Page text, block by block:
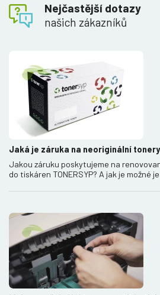
Nejčastější dotazy
našich zákazníků
Jaká je záruka na neoriginální tonery
Jakou záruku poskytujeme na
do tiskáren TONERSYP? A jak je možné